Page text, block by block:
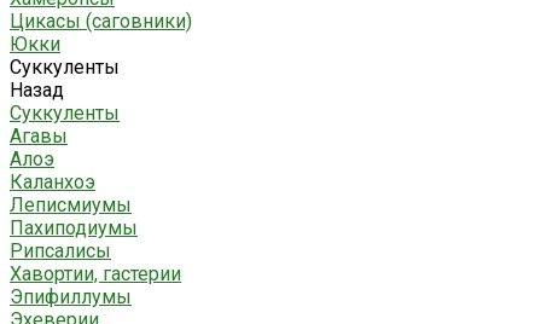
Цикасы (саговники)
Юкки
Суккуленты
Назад
Суккуленты
Агавы
Алоэ
Каланхоэ
Леписмиумы
Пахиподиумы
Рипсалисы
Хавортии, гастерии
Эпифиллумы